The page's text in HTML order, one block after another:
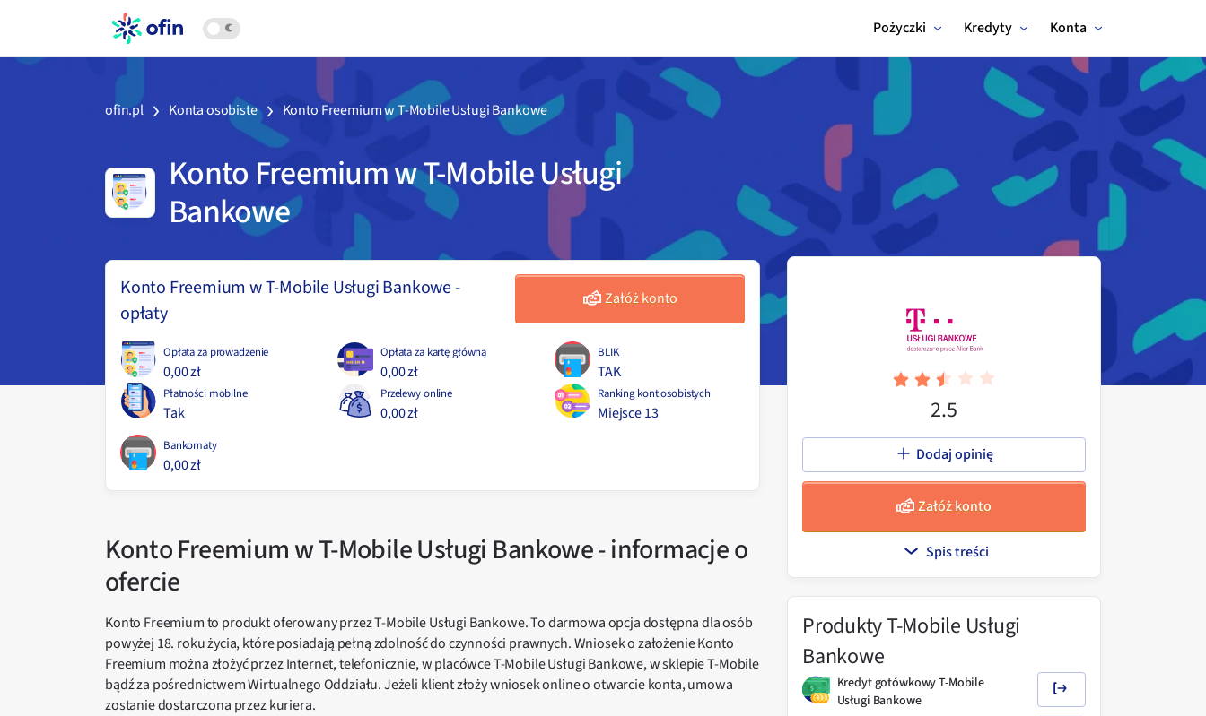
Pożyczki Kredyty Konta
ofin.pl Konta osobiste Konto Freemium w T-Mobile Usługi Bankowe
Konto Freemium w T-Mobile Usługi
Bankowe
Konto Freemium w T-Mobile Usługi Bankowe-
opłaty
Załóż konto
Opłata za prowadzenie
0,00 zł
Opłata za kartęgłówną
0,00 zł
BLIK
TAK
Płatności mobilne
Tak
Przelewy online
0,00 zł
Ranking kont osobistych
Miejsce13
Bankomaty
0,00 zł
Konto Freemium w T-Mobile Usługi Bankowe - informacje o
ofercie
Konto Freemium to produkt oferowany przez T-Mobile Usługi Bankowe. To darmowa opcja dostępna dla osób
powyżej 18. roku życia, które posiadają pełną zdolność do czynności prawnych. Wniosek o założenie Konto
Freemium można złożyć przez Internet, telefonicznie, w placówce T-Mobile Usługi Bankowe, w sklepie T-Mobile
bądź za pośrednictwem Wirtualnego Oddziału. Jeżeli klient złoży wniosek online o otwarcie konta, umowa
zostanie dostarczona przez kuriera.
2.5
Dodaj opinię
Załóż konto
Spis treści
ProduktyT-Mobile Usługi
Bankowe
Kredyt gotówkowy T-Mobile
Usługi Bankowe